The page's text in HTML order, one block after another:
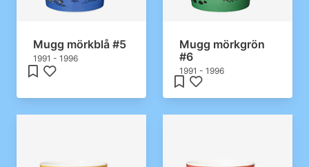
Mugg mörkblå #5
1991 - 1996
Mugg mörkgrön
#6
1991 - 1996